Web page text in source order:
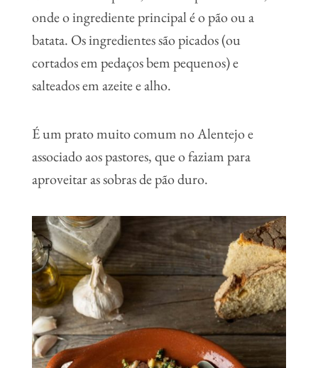
onde o ingrediente principal é o pão ou a
batata. Os ingredientes são picados (ou
cortados em pedaços bem pequenos) e
salteados em azeite e alho.
É um prato muito comum no Alentejo e
associado aos pastores, que o faziam para
aproveitar as sobras de pão duro.